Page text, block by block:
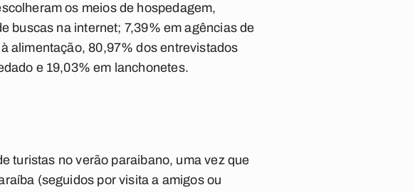
os meios de hospedagem,
buscas na internet; 7,39% em agências de
alimentação, 80,97% dos entrevistados
e 19,03% em lanchonetes.
turistas no verão paraibano, uma vez que
(seguidos por visita a amigos ou